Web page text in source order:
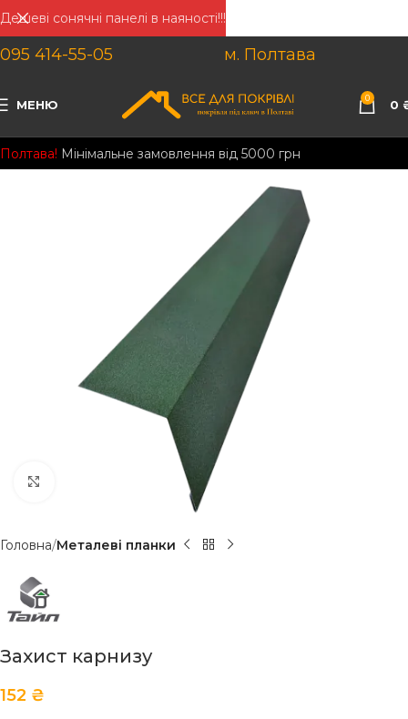
095 414-55-05 м. Полтава
МЕНЮ 0 0
Полтава! Мінімальне замовлення від 5000 грн
Клацніть, щоб збільшити
Головна Металеві планки
Захист карнизу
152 ₴
Дешеві сонячні панелі в наяності!!!